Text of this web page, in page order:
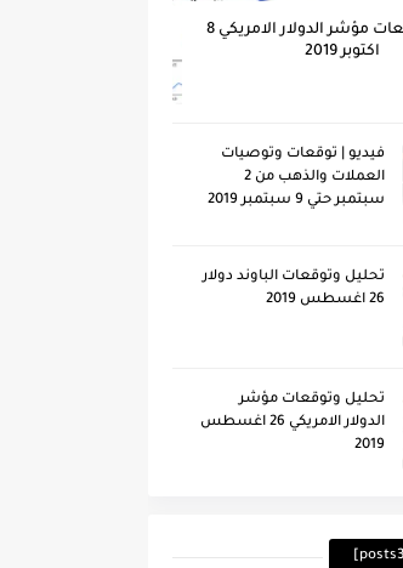
تحليل وتوقعات مؤشر الدولار الامريكي 8
اكتوبر 2019
فيديو | توقعات وتوصيات
العملات والذهب من 2
سبتمبر حتي 9 سبتمبر 2019
تحليل وتوقعات الباوند دولار
26 اغسطس 2019
تحليل وتوقعات مؤشر
الدولار الامريكي 26 اغسطس
2019